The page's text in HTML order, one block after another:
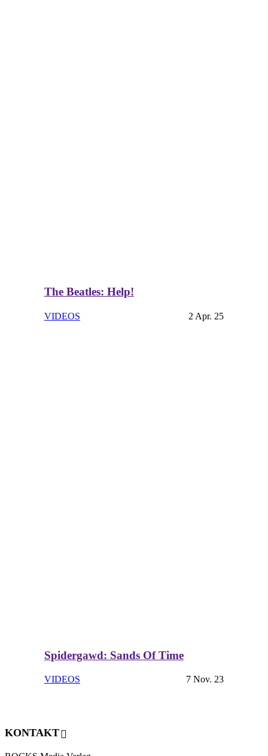
The Beatles: Help!
VIDEOS 2 Apr. 25
Spidergawd: Sands Of Time
VIDEOS 7 Nov. 23
KONTAKT